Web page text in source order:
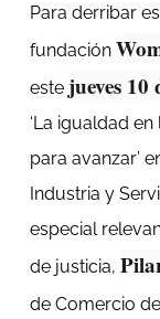
Para derribar
fundación
este jueves 10
‘La igualdad
para avanzar’
Industria y
especial
de justicia,
de Comercio